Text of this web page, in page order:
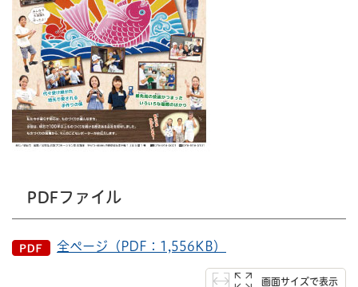
PDFファイル
全ページ（PDF：1,556KB）
画面サイズで表示